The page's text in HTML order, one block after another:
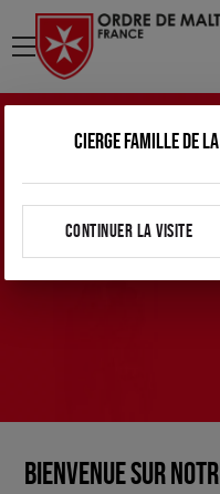
menu
Bienvenue sur
Cierge Famille de
CONTINUER LA VISITE